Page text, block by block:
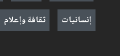
إنسانيات
ثقافة وإعلام